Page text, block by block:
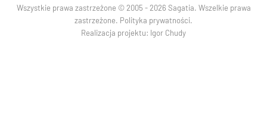
Wszystkie prawa zastrzeżone © 2005 - 2026 Sagatia. Wszelkie prawa
zastrzeżone. Polityka prywatności.
Realizacja projektu: Igor Chudy